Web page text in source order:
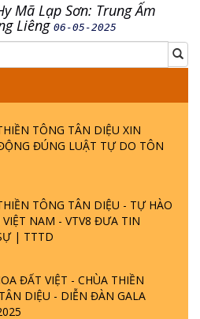
Mã Lạp Sơn: Trung Ấm
Liêng06-05-2025
TÔNG TÂN DIỆU XIN
ĐÚNG LUẬT TỰ DO TÔN
TÔNG TÂN DIỆU - TỰ HÀO
VIỆT NAM - VTV8 ĐƯA TIN
| TTTD
ĐẤT VIỆT - CHÙA THIỀN
DIỆU - DIỄN ĐÀN GALA